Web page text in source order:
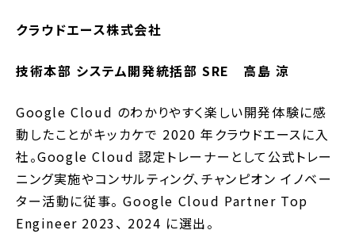
クラウドエース株式会社
技術本部 システム開発統括部 SRE 高島 涼
Google Cloud のわかりやすく楽しい開発体験に感
動したことがキッカケで 2020 年クラウドエースに入
社。Google Cloud 認定トレーナーとして公式トレー
ニング実施やコンサルティング、チャンピオン イノベー
ター活動に従事。 Google Cloud Partner Top
Engineer 2023、 2024 に選出。